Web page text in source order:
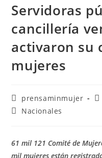
Servidoras
cancillería
activaron su
mujeres
prensaminmujer
Nacionales
61 mil 121 Comité de
mil mujeres están